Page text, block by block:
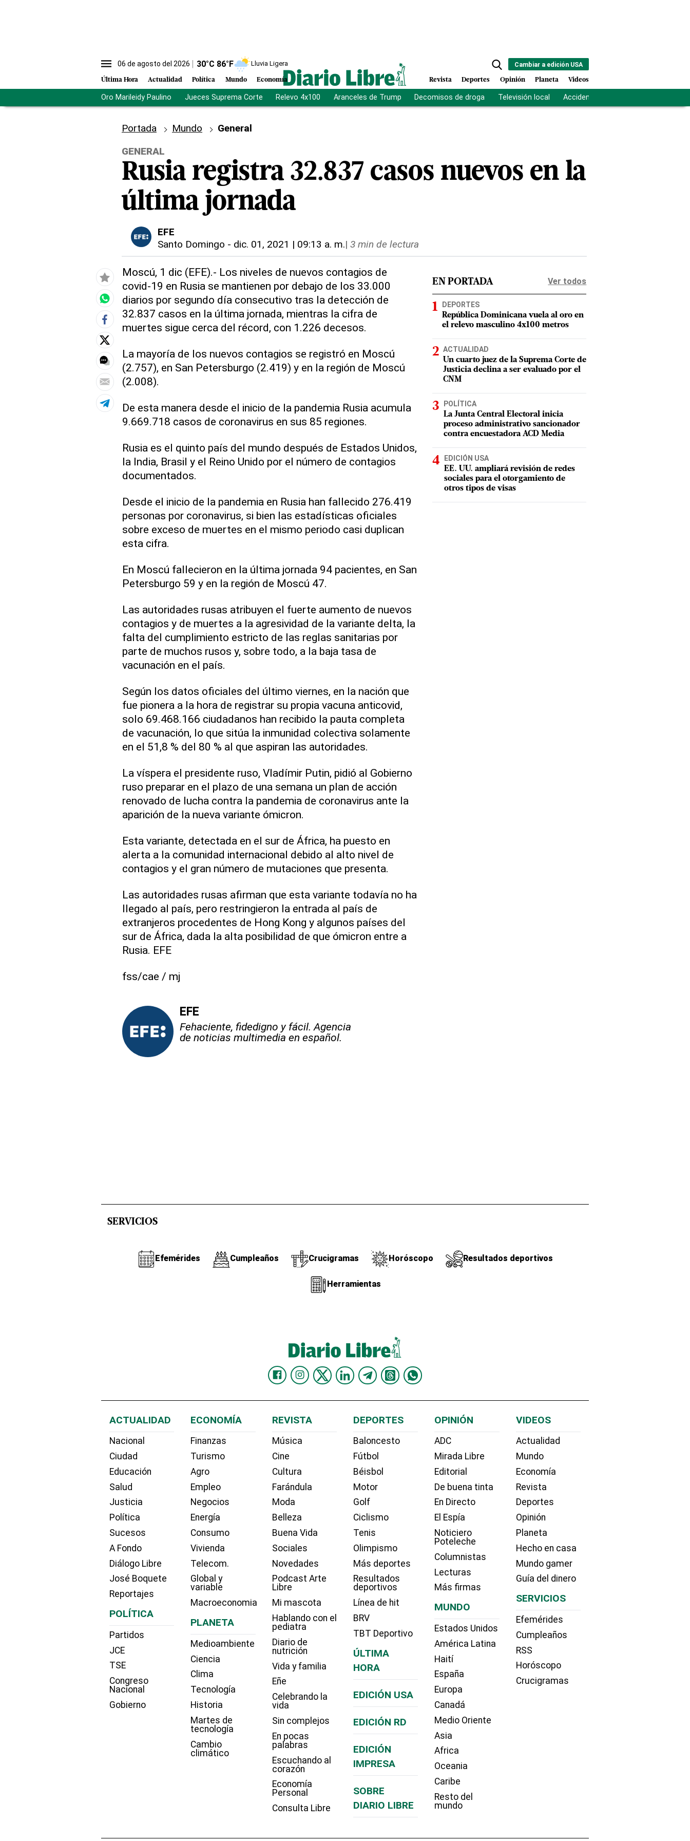
06 de agosto del 2026 30°C 86°F Lluvia Ligera
Última Hora Actualidad Política Mundo Economía
Cambiar a edición USA
Revista Deportes Opinión Planeta Videos
Oro Marileidy Paulino Jueces Suprema Corte Relevo 4x100 Aranceles de Trump Decomisos de droga Televisión local Accidente Los Ríos
Portada Mundo
General
GENERAL
Rusia registra 32.837 casos nuevos en la
última jornada
EFE
Santo Domingo - dic. 01, 2021 | 09:13 a. m.| 3 min de lectura
Moscú, 1 dic (EFE).- Los niveles de nuevos contagios de
covid-19 en Rusia se mantienen por debajo de los 33.000
diarios por segundo día consecutivo tras la detección de
32.837 casos en la última jornada, mientras la cifra de
muertes sigue cerca del récord, con 1.226 decesos.
La mayoría de los nuevos contagios se registró en Moscú
(2.757), en San Petersburgo (2.419) y en la región de Moscú
(2.008).
De esta manera desde el inicio de la pandemia Rusia acumula
9.669.718 casos de coronavirus en sus 85 regiones.
Rusia es el quinto país del mundo después de Estados Unidos,
la India, Brasil y el Reino Unido por el número de contagios
documentados.
Desde el inicio de la pandemia en Rusia han fallecido 276.419
personas por coronavirus, si bien las estadísticas oficiales
sobre exceso de muertes en el mismo periodo casi duplican
esta cifra.
En Moscú fallecieron en la última jornada 94 pacientes, en San
Petersburgo 59 y en la región de Moscú 47.
Las autoridades rusas atribuyen el fuerte aumento de nuevos
contagios y de muertes a la agresividad de la variante delta, la
falta del cumplimiento estricto de las reglas sanitarias por
parte de muchos rusos y, sobre todo, a la baja tasa de
vacunación en el país.
Según los datos oficiales del último viernes, en la nación que
fue pionera a la hora de registrar su propia vacuna anticovid,
solo 69.468.166 ciudadanos han recibido la pauta completa
de vacunación, lo que sitúa la inmunidad colectiva solamente
en el 51,8 % del 80 % al que aspiran las autoridades.
La víspera el presidente ruso, Vladímir Putin, pidió al Gobierno
ruso preparar en el plazo de una semana un plan de acción
renovado de lucha contra la pandemia de coronavirus ante la
aparición de la nueva variante ómicron.
Esta variante, detectada en el sur de África, ha puesto en
alerta a la comunidad internacional debido al alto nivel de
contagios y el gran número de mutaciones que presenta.
Las autoridades rusas afirman que esta variante todavía no ha
llegado al país, pero restringieron la entrada al país de
extranjeros procedentes de Hong Kong y algunos países del
sur de África, dada la alta posibilidad de que ómicron entre a
Rusia. EFE
fss/cae / mj
EFE
Fehaciente, fidedigno y fácil. Agencia
de noticias multimedia en español.
EN PORTADA Ver todos
DEPORTES
República Dominicana vuela al oro en
el relevo masculino 4x100 metros
ACTUALIDAD
Un cuarto juez de la Suprema Corte de
Justicia declina a ser evaluado por el
CNM
POLÍTICA
La Junta Central Electoral inicia
proceso administrativo sancionador
contra encuestadora ACD Media
EDICIÓN USA
EE. UU. ampliará revisión de redes
sociales para el otorgamiento de
otros tipos de visas
SERVICIOS
Efemérides Cumpleaños Crucigramas Horóscopo Resultados deportivos
Herramientas
ACTUALIDAD
Nacional
Ciudad
Educación
Salud
Justicia
Política
Sucesos
A Fondo
Diálogo Libre
José Boquete
Reportajes
POLÍTICA
Partidos
JCE
TSE
Congreso
Nacional
Gobierno
ECONOMÍA
Finanzas
Turismo
Agro
Empleo
Negocios
Energía
Consumo
Vivienda
Telecom.
Global y
variable
Macroeconomia
PLANETA
Medioambiente
Ciencia
Clima
Tecnología
Historia
Martes de
tecnología
Cambio
climático
REVISTA
Música
Cine
Cultura
Farándula
Moda
Belleza
Buena Vida
Sociales
Novedades
Podcast Arte
Libre
Mi mascota
Hablando con el
pediatra
Diario de
nutrición
Vida y familia
Eñe
Celebrando la
vida
Sin complejos
En pocas
palabras
Escuchando al
corazón
Economía
Personal
Consulta Libre
DEPORTES
Baloncesto
Fútbol
Béisbol
Motor
Golf
Ciclismo
Tenis
Olimpismo
Más deportes
Resultados
deportivos
Línea de hit
BRV
TBT Deportivo
ÚLTIMA
HORA
EDICIÓN USA
EDICIÓN RD
EDICIÓN
IMPRESA
SOBRE
DIARIO LIBRE
OPINIÓN
ADC
Mirada Libre
Editorial
De buena tinta
En Directo
El Espía
Noticiero
Poteleche
Columnistas
Lecturas
Más firmas
MUNDO
Estados Unidos
América Latina
Haití
España
Europa
Canadá
Medio Oriente
Asia
Africa
Oceania
Caribe
Resto del
mundo
VIDEOS
Actualidad
Mundo
Economía
Revista
Deportes
Opinión
Planeta
Hecho en casa
Mundo gamer
Guía del dinero
SERVICIOS
Efemérides
Cumpleaños
RSS
Horóscopo
Crucigramas